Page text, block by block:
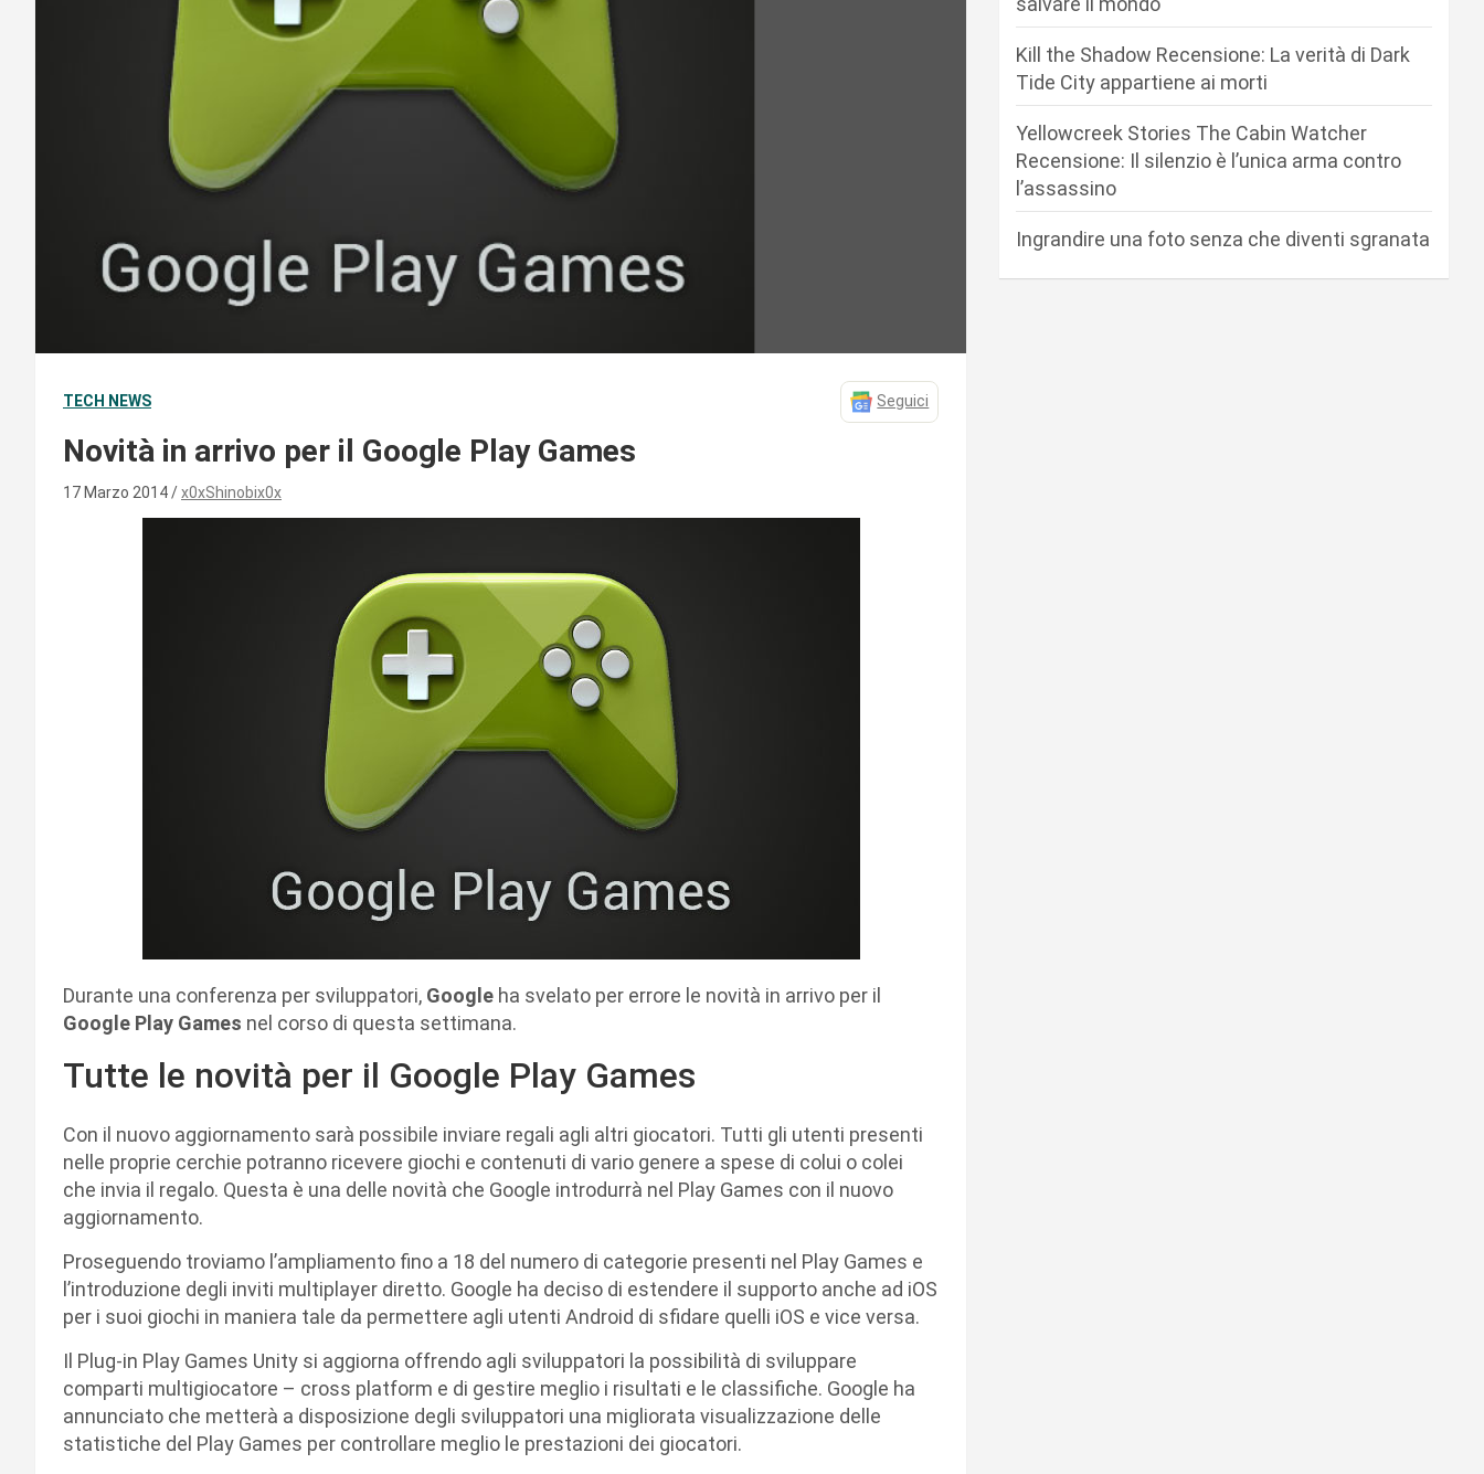
TECH NEWS Seguici
Novità in arrivo per il Google Play Games
17 Marzo 2014 x0xShinobix0x
Durante una conferenza per sviluppatori, Google ha svelato per errore le novità in arrivo per il
Google Play Games nel corso di questa settimana.
Tutte le novità per il Google Play Games
Con il nuovo aggiornamento sarà possibile inviare regali agli altri giocatori. Tutti gli utenti presenti
nelle proprie cerchie potranno ricevere giochi e contenuti di vario genere a spese di colui o colei
che invia il regalo. Questa è una delle novità che Google introdurrà nel Play Games con il nuovo
aggiornamento.
Proseguendo troviamo l’ampliamento fino a 18 del numero di categorie presenti nel Play Games e
l’introduzione degli inviti multiplayer diretto. Google ha deciso di estendere il supporto anche ad iOS
per i suoi giochi in maniera tale da permettere agli utenti Android di sfidare quelli iOS e vice versa.
Il Plug-in Play Games Unity si aggiorna offrendo agli sviluppatori la possibilità di sviluppare
comparti multigiocatore – cross platform e di gestire meglio i risultati e le classifiche. Google ha
annunciato che metterà a disposizione degli sviluppatori una migliorata visualizzazione delle
statistiche del Play Games per controllare meglio le prestazioni dei giocatori.
Kill the Shadow Recensione: La verità di Dark
Tide City appartiene ai morti
Yellowcreek Stories The Cabin Watcher
Recensione: Il silenzio è l’unica arma contro
l’assassino
Ingrandire una foto senza che diventi sgranata